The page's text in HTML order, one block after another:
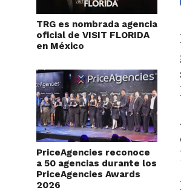
TRG es nombrada agencia
oficial de VISIT FLORIDA
en México
PriceAgencies reconoce
a 50 agencias durante los
PriceAgencies Awards
2026